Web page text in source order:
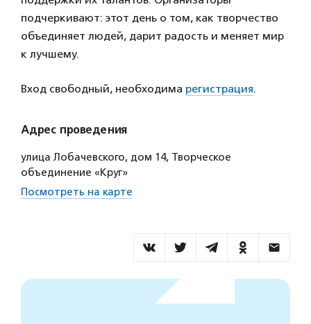
подчеркивают: этот день о том, как творчество
объединяет людей, дарит радость и меняет мир
к лучшему.
Вход свободный, необходима регистрация.
Адрес проведения
улица Лобачевского, дом 14, Творческое
объединение «Круг»
Посмотреть на карте